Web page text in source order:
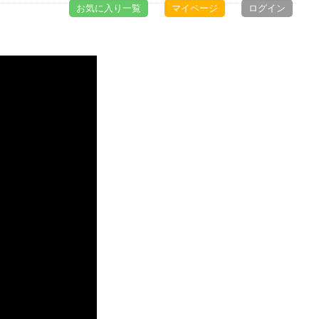
お気に入り一覧 マイページ ログイン